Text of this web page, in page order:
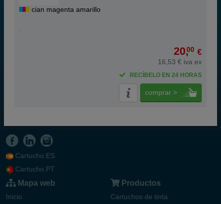
cian magenta amarillo
20,00 €
16,53 € iva ex
RECÍBELO EN 24 HORAS
comprar >
Cartucho.ES
Cartucho.PT
Mapa web
Inicio
Productos
Cartuchos de tinta